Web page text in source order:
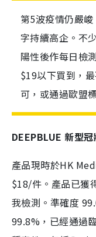
第5波疫情仍嚴
字持續高企。不
陽性後作每日檢
$19以下買到，
可，或通過歐盟
DEEPBLUE 新型
產品現時於HK
$18/件。產品已獲
我檢測。準確度
99.8%，已經通過